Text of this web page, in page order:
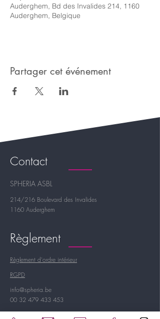
Auderghem, Bd des Invalides 214, 1160
Auderghem, Belgique
Partager cet événement
Contact
SPHERIA ASBL
214/216 Boulevard des Invalides
1160 Auderghem
Règlement
Règlement d'ordre intérieur
RGPD
info@spheria.be
00 32 479 433 453